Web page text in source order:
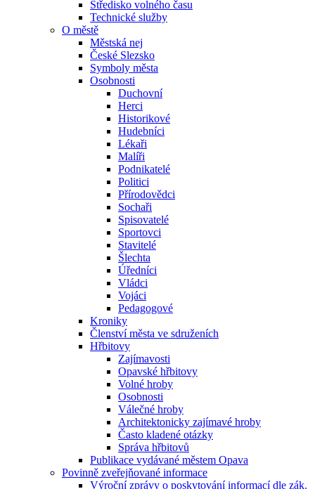
Středisko volného času
Technické služby
O městě
Městská nej
České Slezsko
Symboly města
Osobnosti
Duchovní
Herci
Historikové
Hudebníci
Lékaři
Malíři
Podnikatelé
Politici
Přírodovědci
Sochaři
Spisovatelé
Sportovci
Stavitelé
Šlechta
Úředníci
Vládci
Vojáci
Pedagogové
Kroniky
Členství města ve sdruženích
Hřbitovy
Zajímavosti
Opavské hřbitovy
Volné hroby
Osobnosti
Válečné hroby
Architektonicky zajímavé hroby
Často kladené otázky
Správa hřbitovů
Publikace vydávané městem Opava
Povinně zveřejňované informace
Výroční zprávy o poskytování informací dle zák.